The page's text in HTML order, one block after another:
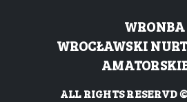
WRONBA
WROCŁAWSKI
ALL RIGHTS RESERVD